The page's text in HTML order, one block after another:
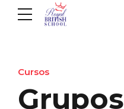
Cursos
Grupos